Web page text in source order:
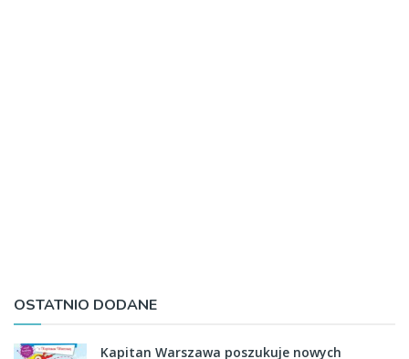
OSTATNIO DODANE
Kapitan Warszawa poszukuje nowych